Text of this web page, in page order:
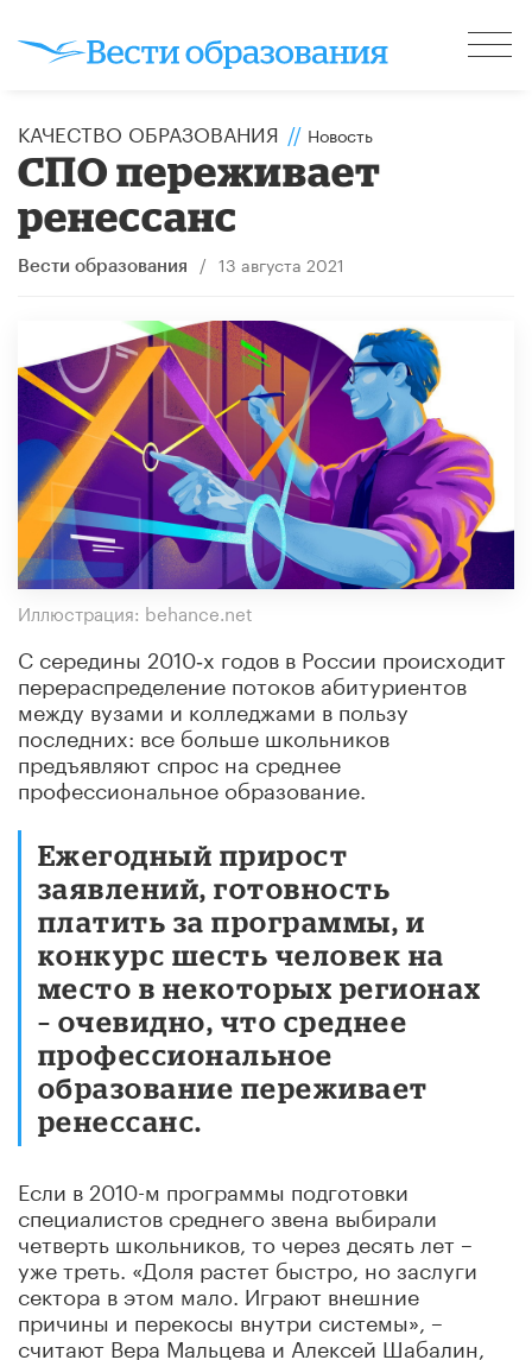
КАЧЕСТВО ОБРАЗОВАНИЯ // Новость
СПО переживает
ренессанс
Вести образования / 13 августа 2021
Иллюстрация: behance.net
С середины 2010‑х годов в России происходит
перераспределение потоков абитуриентов
между вузами и колледжами в пользу
последних: все больше школьников
предъявляют спрос на среднее
профессиональное образование.
Ежегодный прирост
заявлений, готовность
платить за программы, и
конкурс шесть человек на
место в некоторых регионах
– очевидно, что среднее
профессиональное
образование переживает
ренессанс.
Если в 2010-м программы подготовки
специалистов среднего звена выбирали
четверть школьников, то через десять лет –
уже треть. «Доля растет быстро, но заслуги
сектора в этом мало. Играют внешние
причины и перекосы внутри системы», –
считают Вера Мальцева и Алексей Шабалин,